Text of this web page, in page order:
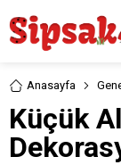
Anasayfa
Küçük